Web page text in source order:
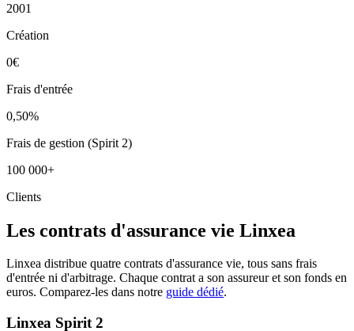
2001
Création
0€
Frais d'entrée
0,50%
Frais de gestion (Spirit 2)
100 000+
Clients
Les contrats d'assurance vie Linxea
Linxea distribue quatre contrats d'assurance vie, tous sans frais
d'entrée ni d'arbitrage. Chaque contrat a son assureur et son fonds en
euros. Comparez-les dans notre guide dédié.
Linxea Spirit 2